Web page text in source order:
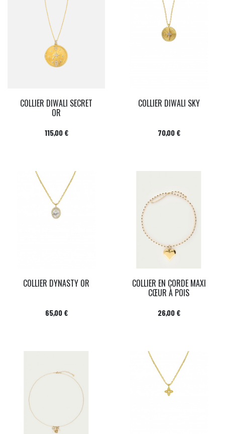
COLLIER DIWALI SECRET
OR
Prix
115,00 €
COLLIER DIWALI SKY
Prix
70,00 €
COLLIER DYNASTY OR
Prix
65,00 €
COLLIER EN CORDE MAXI
CŒUR À POIS
Prix
26,00 €